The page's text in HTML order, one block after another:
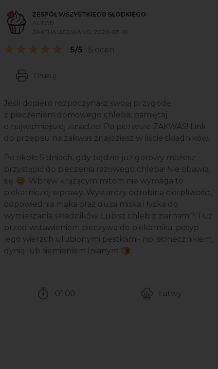
ZESPÓŁ WSZYSTKIEGO SŁODKIEGO
AUTOR
ZAKTUALIZOWANO: 2020-03-16
5/5 5 ocen
Drukuj
Jeśli dopiero rozpoczynasz swoją przygodę
z pieczeniem domowego chleba, pamiętaj
o najważniejszej zasadzie! Po pierwsze ZAKWAS! Link
do przepisu na zakwas znajdziesz w liście składników.
Po około 5 dniach, gdy będzie już gotowy możesz
przystąpić do pieczenia razowego chleba! Nie obawiaj
się 😊. Wbrew krążącym mitom nie wymaga to
piekarniczej wprawy. Wystarczy odrobina cierpliwości,
odpowiednia mąka oraz duża miska i łyżka do
wymieszania składników. Lubisz chleb z ziarnami? Tuż
przed wstawieniem pieczywa do piekarnika, posyp
jego wierzch ulubionymi pestkami- np. słonecznikiem,
dynią lub siemieniem lnianym 🍞.
01:00
Łatwy